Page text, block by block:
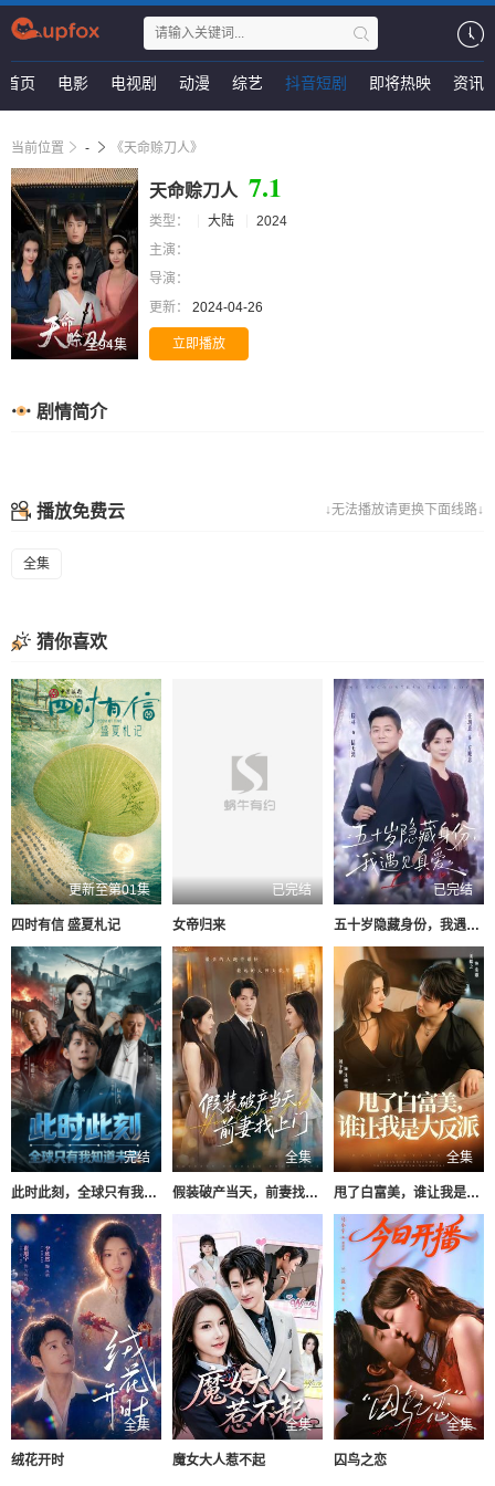
首页 电影 电视剧 动漫 综艺 抖音短剧 即将热映 资讯
当前位置 - 《天命赊刀人》
全94集
天命赊刀人 7.1
类型： 大陆
2024
主演：
导演：
更新：
2024-04-26
立即播放
剧情简介
↓无法播放请更换下面线路↓
播放免费云
全集
猜你喜欢
更新至第01集
四时有信 盛夏札记
已完结
女帝归来
已完结
五十岁隐藏身份，我遇见真爱
完结
此时此刻，全球只有我知道未来
全集
假装破产当天，前妻找上门
全集
甩了白富美，谁让我是大反派
全集
绒花开时
全集
魔女大人惹不起
全集
囚鸟之恋